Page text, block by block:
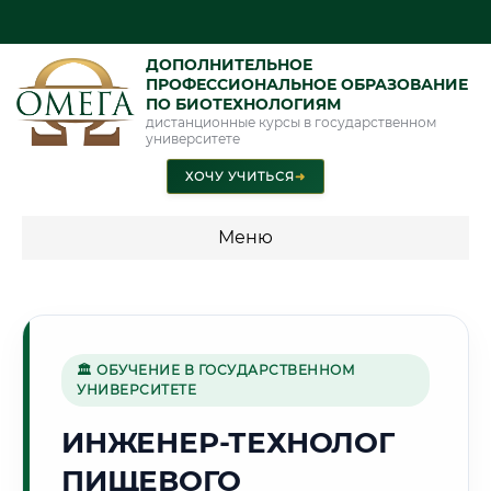
ДОПОЛНИТЕЛЬНОЕ
ПРОФЕССИОНАЛЬНОЕ ОБРАЗОВАНИЕ
ПО БИОТЕХНОЛОГИЯМ
дистанционные курсы в государственном
университете
ХОЧУ УЧИТЬСЯ➜
Меню
🌲
Г. КРАСНОЯРСК
🏛 ОБУЧЕНИЕ В ГОСУДАРСТВЕННОМ
УНИВЕРСИТЕТЕ
ИНЖЕНЕР-ТЕХНОЛОГ
ПИЩЕВОГО